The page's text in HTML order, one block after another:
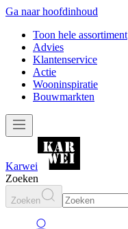
Ga naar hoofdinhoud
Toon hele assortiment
Advies
Klantenservice
Actie
Wooninspiratie
Bouwmarkten
Karwei
Zoeken
Zoeken